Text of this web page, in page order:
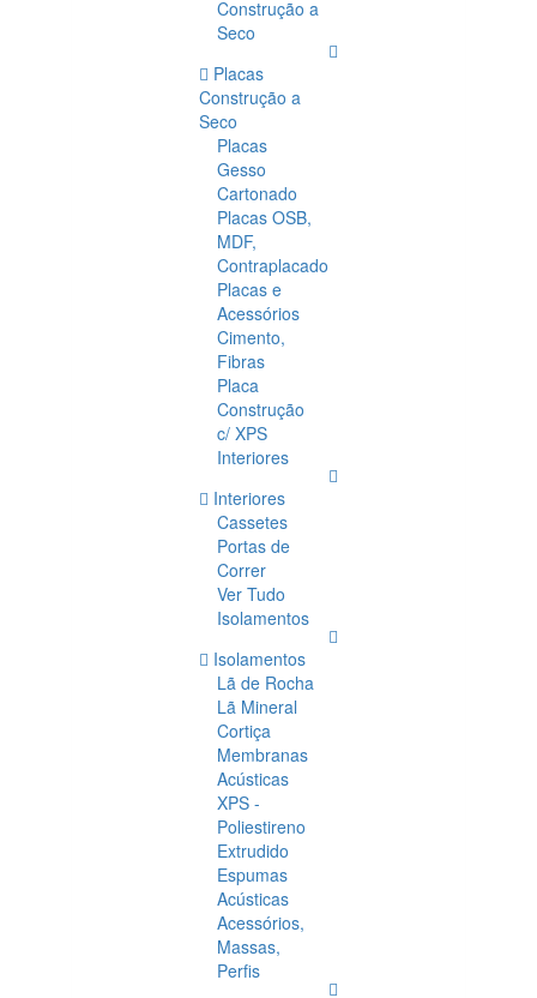
Construção a
Seco
Placas
Construção a
Seco
Placas
Gesso
Cartonado
Placas OSB,
MDF,
Contraplacado
Placas e
Acessórios
Cimento,
Fibras
Placa
Construção
c/ XPS
Interiores
Interiores
Cassetes
Portas de
Correr
Ver Tudo
Isolamentos
Isolamentos
Lã de Rocha
Lã Mineral
Cortiça
Membranas
Acústicas
XPS -
Poliestireno
Extrudido
Espumas
Acústicas
Acessórios,
Massas,
Perfis